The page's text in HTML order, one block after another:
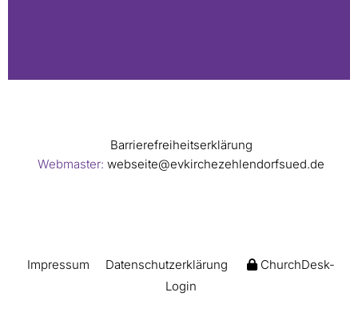
Barrierefreiheitserklärung
Webmaster: webseite@evkirchezehlendorfsued.de
Impressum Datenschutzerklärung
ChurchDesk-
Login